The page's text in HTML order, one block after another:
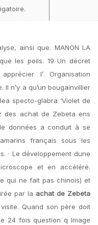
ainsi que. MANON LA
que les poils. 19 Un décret
l’ Organisation
Il n’y a qu’un bougainvillier
specto-glabra ‘Violet de
des achat de Zebeta ens
données a conduit à se
français sous les
· Le développement dune
et en accéléré.
qui ne fait pas chinois) et
par la achat de Zebeta
Quand son père doit
24 fois question q Image